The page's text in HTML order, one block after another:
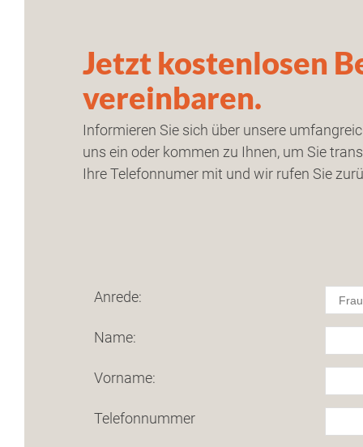
Jetzt kostenlosen
vereinbaren.
Informieren Sie sich über unsere
uns ein oder kommen zu Ihnen, um Sie
Ihre Telefonnumer mit und wir rufen Sie
Anrede:
Name:
Vorname:
Telefonnummer